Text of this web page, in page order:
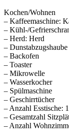
Kochen/Wohnen
– Kaffeemaschine:
– Kühl-/
– Herd: Herd
– Dunstabzugshaube
– Backofen
– Toaster
– Mikrowelle
– Wasserkocher
– Spülmaschine
– Geschirrtücher
– Anzahl Esstische: 1
– Gesamtzahl
– Anzahl